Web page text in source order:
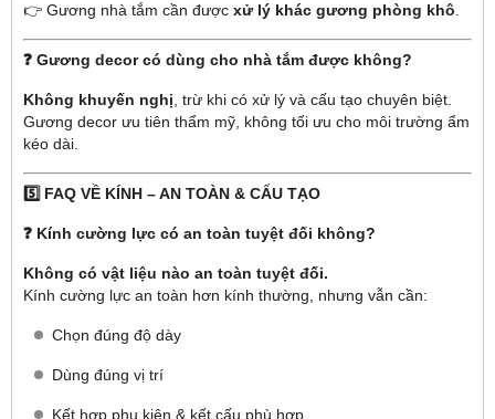
👉 Gương nhà tắm cần được xử lý khác gương phòng khô
❓ Gương decor có dùng cho nhà tắm được không?
Không khuyến nghị , trừ khi có xử lý và cấu tạo chuyên biệt.
Gương decor ưu tiên thẩm mỹ, không tối ưu cho môi trường ẩm
kéo dài.
5️⃣ FAQ VỀ KÍNH – AN TOÀN & CẤU TẠO
❓ Kính cường lực có an toàn tuyệt đối không?
Không có vật liệu nào an toàn tuyệt đối.
Kính cường lực an toàn hơn kính thường, nhưng vẫn cần:
Chọn đúng độ dày
Dùng đúng vị trí
Kết hợp phụ kiện & kết cấu phù hợp